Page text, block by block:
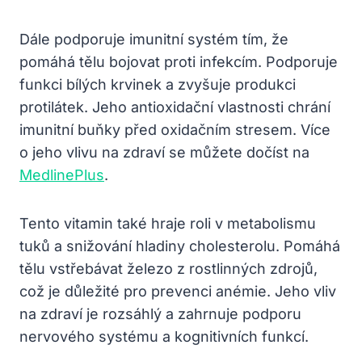
Dále podporuje imunitní systém tím, že
pomáhá tělu bojovat proti infekcím. Podporuje
funkci bílých krvinek a zvyšuje produkci
protilátek. Jeho antioxidační vlastnosti chrání
imunitní buňky před oxidačním stresem. Více
o jeho vlivu na zdraví se můžete dočíst na
MedlinePlus.
Tento vitamin také hraje roli v metabolismu
tuků a snižování hladiny cholesterolu. Pomáhá
tělu vstřebávat železo z rostlinných zdrojů,
což je důležité pro prevenci anémie. Jeho vliv
na zdraví je rozsáhlý a zahrnuje podporu
nervového systému a kognitivních funkcí.